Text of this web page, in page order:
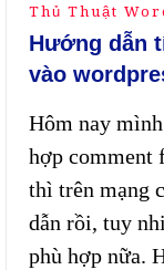
Thủ Thuật
Hướng dẫn
vào
Hôm nay
hợp comment
thì trên mạng
dẫn rồi, tuy
phù hợp nữa.